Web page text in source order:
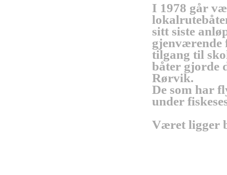
I 1978 går
sitt siste
tilgang til
båter gjorde
Rørvik.
De som har
under
Været ligger